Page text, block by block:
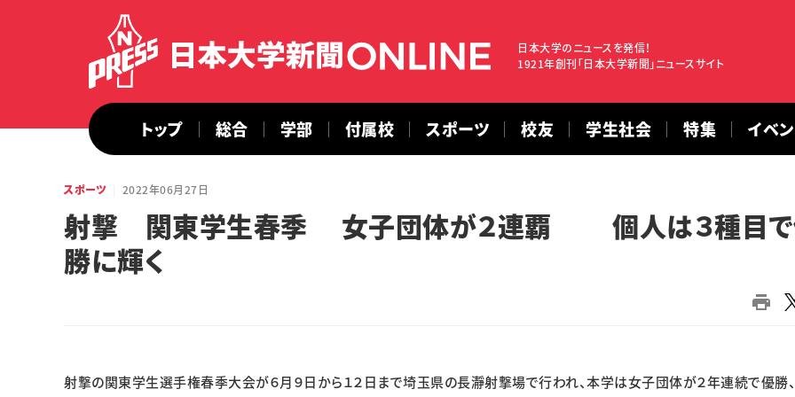
日本大学のニュースを発信！
1921年創刊「日本大学新聞」ニュースサイト
トップ 総合 学部 付属校 スポーツ 校友 学生社会 特集 イベ
スポーツ 2022年06月27日
射撃 関東学生春季 女子団体が２連覇 個人は３種目
勝に輝く
射撃の関東学生選手権春季大会が６月９日から１２日まで埼玉県の長瀞射撃場で行われ、本学は女子団体が２年連続で優勝